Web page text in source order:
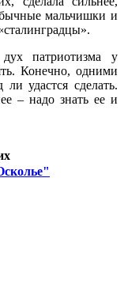
мальчишки и
патриотизма у
Конечно, одними
удастся сделать.
– надо знать ее и